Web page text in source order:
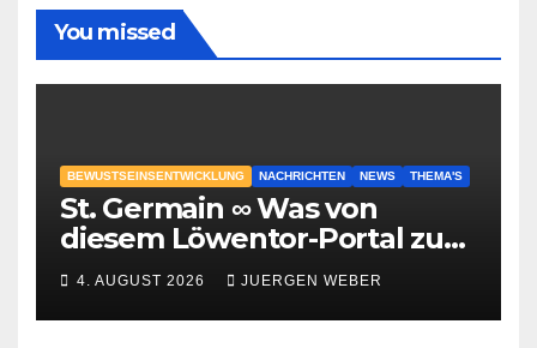
You missed
BEWUSTSEINSENTWICKLUNG NACHRICHTEN NEWS THEMA'S
St. Germain ∞ Was von
diesem Löwentor-Portal zu
erwarten ist
4. AUGUST 2026 JUERGEN WEBER